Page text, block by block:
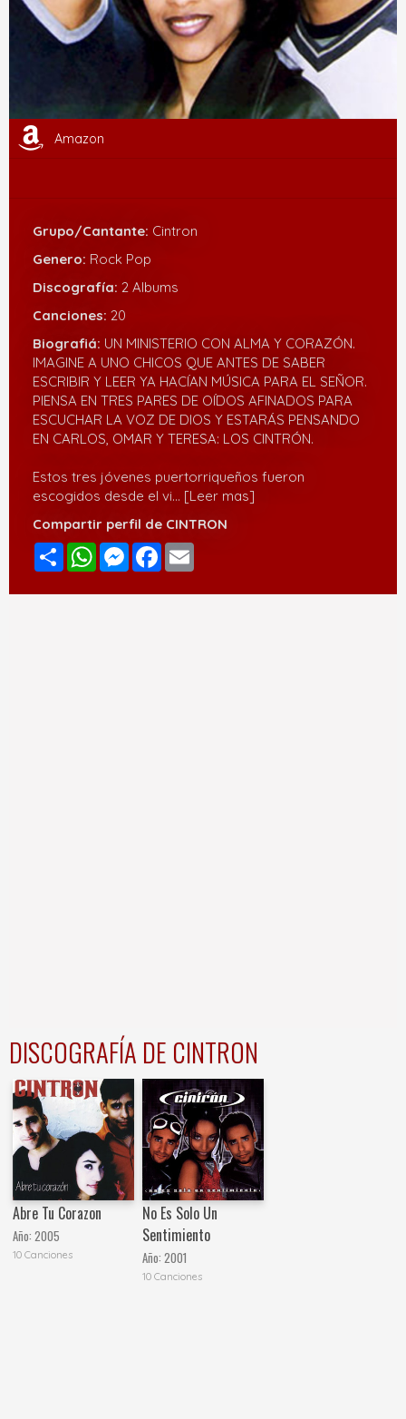
Amazon
Grupo/Cantante: Cintron
Genero: Rock Pop
Discografía: 2 Albums
Canciones: 20
Biografiá: UN MINISTERIO CON ALMA Y CORAZÓN.
IMAGINE A UNO CHICOS QUE ANTES DE SABER
ESCRIBIR Y LEER YA HACÍAN MÚSICA PARA EL SEÑOR.
PIENSA EN TRES PARES DE OÍDOS AFINADOS PARA
ESCUCHAR LA VOZ DE DIOS Y ESTARÁS PENSANDO
EN CARLOS, OMAR Y TERESA: LOS CINTRÓN.
Estos tres jóvenes puertorriqueños fueron
escogidos desde el vi... [Leer mas]
Compartir perfil de CINTRON
Compartir
WhatsAppMessenger
Facebook
DISCOGRAFÍA DE CINTRON
Abre Tu Corazon
Año:2005
10 Canciones
No Es Solo Un
Sentimiento
Año: 2001
10 Canciones